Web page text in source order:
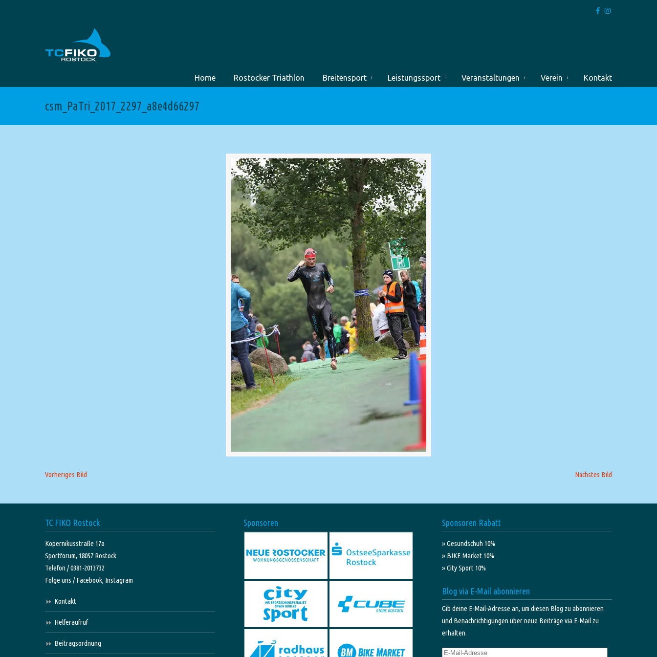
Home Rostocker Triathlon Breitensport Leistungssport Veranstaltungen Verein Kontakt
csm_PaTri_2017_2297_a8e4d66297
Vorheriges Bild Nächstes Bild
TC FIKO Rostock
Kopernikusstraße 17a
Sportforum, 18057 Rostock
Telefon / 0381-2013732
Folge uns /Facebook, Instagram
Kontakt
Helferaufruf
Beitragsordnung
Sponsoren Sponsoren Rabatt
» Gesundschuh 10%
» BIKE Market 10%
» City Sport 10%
Blog via E-Mail abonnieren
Gib deine E-Mail-Adresse an, um diesen Blog zu abonnieren
und Benachrichtigungen über neue Beiträge via E-Mail zu
erhalten.
E-